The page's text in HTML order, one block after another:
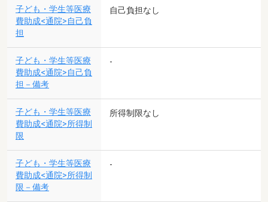
子ども・学生等医療
費助成<通院>自己負
担
自己負担なし
子ども・学生等医療
費助成<通院>自己負
担－備考
-
子ども・学生等医療
費助成<通院>所得制
限
所得制限なし
子ども・学生等医療
費助成<通院>所得制
限－備考
-